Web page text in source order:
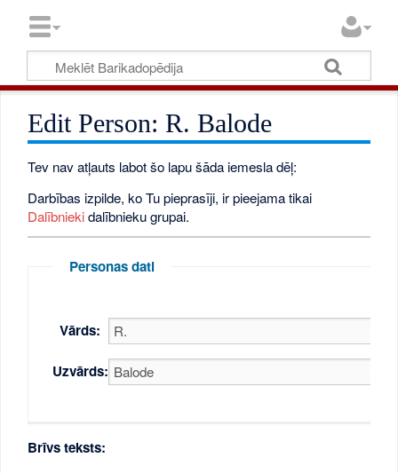
Edit Person: R. Balode
Tev nav atļauts labot šo lapu šāda iemesla dēļ:
Darbības izpilde, ko Tu pieprasīji, ir pieejama tikai
Dalībniekidalībnieku grupai.
Personas dati
Vārds:
Uzvārds:
Brīvs teksts: